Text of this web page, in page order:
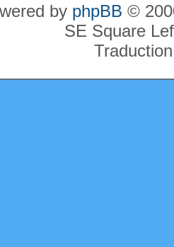
by phpBB ©
SE Square